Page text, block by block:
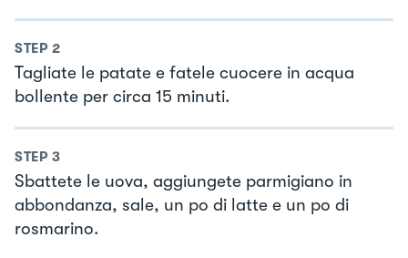
STEP 2
Tagliate le patate e fatele cuocere in acqua
bollente per circa 15 minuti.
STEP 3
Sbattete le uova, aggiungete parmigiano in
abbondanza, sale, un po di latte e un po di
rosmarino.